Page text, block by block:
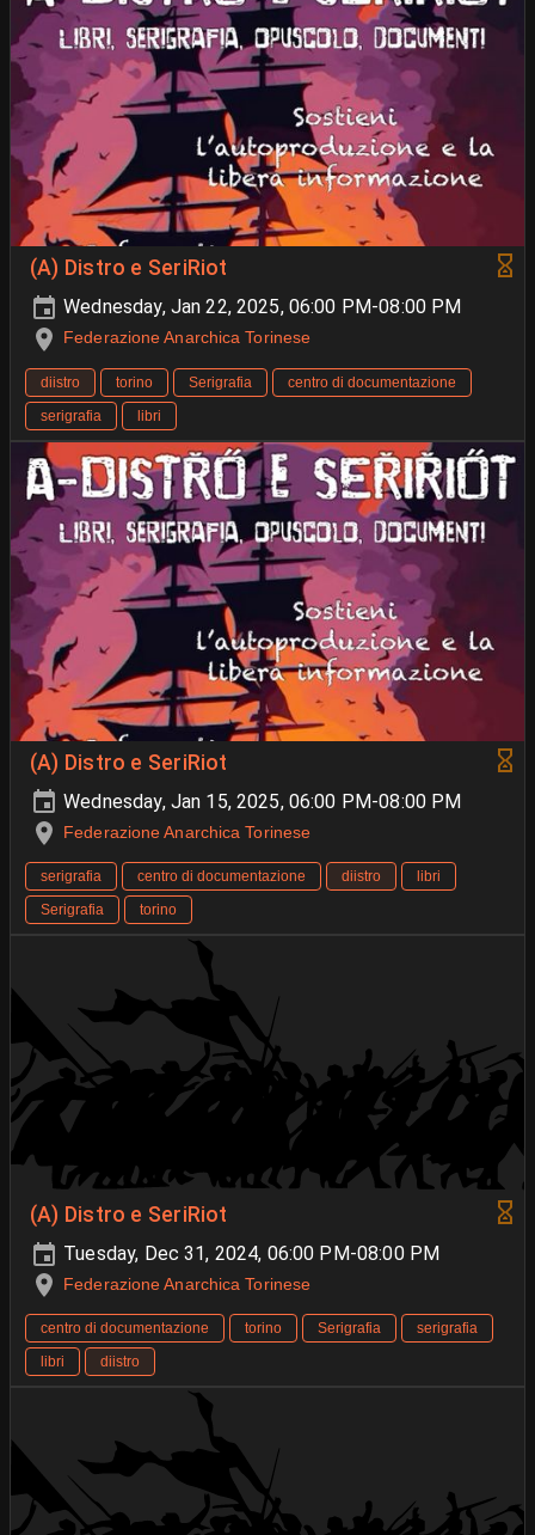
(A) Distro e SeriRiot
Wednesday, Jan 22, 2025, 06:00 PM-08:00 PM
Federazione Anarchica Torinese
diistro torino Serigrafia
centro di documentazione
serigrafia
libri
(A) Distro e SeriRiot
Wednesday, Jan 15, 2025, 06:00 PM-08:00 PM
Federazione Anarchica Torinese
serigrafia centro di documentazione diistro
libri
Serigrafia
torino
(A) Distro e SeriRiot
Tuesday, Dec 31, 2024, 06:00 PM-08:00 PM
Federazione Anarchica Torinese
centro di documentazione torino Serigrafia
serigrafia
libri
diistro